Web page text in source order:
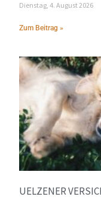
Dienstag, 4. August 2026
Zum Beitrag »
UELZENER